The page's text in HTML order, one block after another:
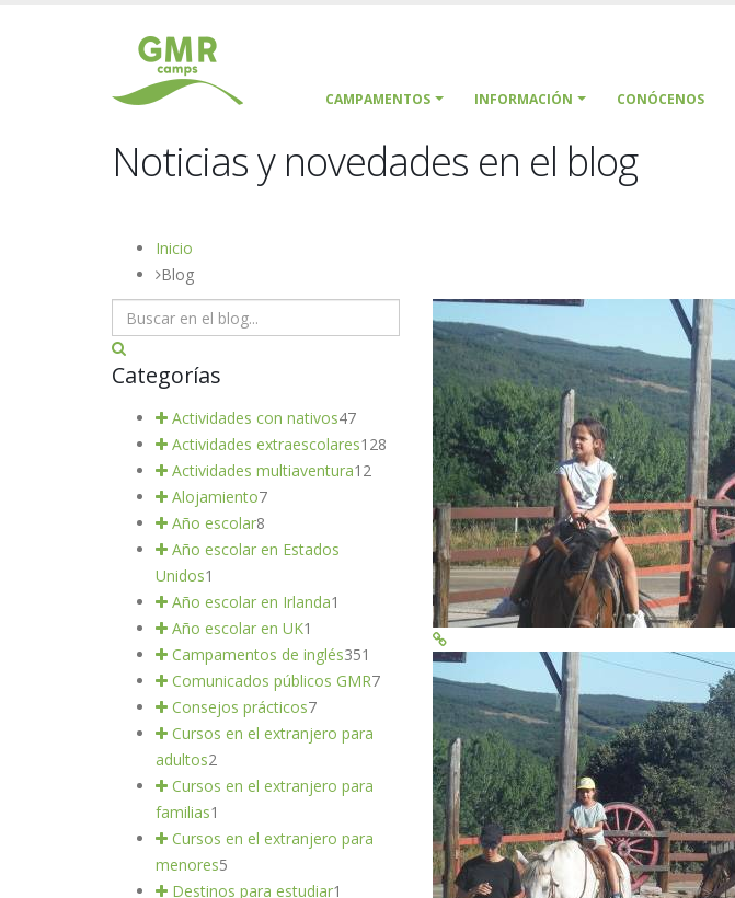
CAMPAMENTOS INFORMACIÓN CONÓCENOS
Noticias y novedades en el blog
Inicio
Blog
Categorías
Actividades con nativos47
Actividades extraescolares128
Actividades multiaventura12
Alojamiento7
Año escolar8
Año escolar en Estados
Unidos1
Año escolar en Irlanda1
Año escolar en UK1
Campamentos de inglés351
Comunicados públicos GMR7
Consejos prácticos7
Cursos en el extranjero para
adultos2
Cursos en el extranjero para
familias1
Cursos en el extranjero para
menores5
Destinos para estudiar1